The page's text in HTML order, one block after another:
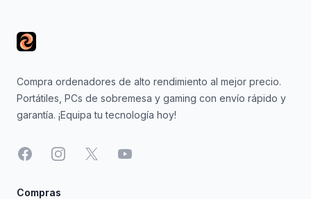
Compra ordenadores de alto rendimiento al mejor precio.
Portátiles, PCs de sobremesa y gaming con envío rápido y
garantía. ¡Equipa tu tecnología hoy!
FacebookInstagram
X YouTube
Compras